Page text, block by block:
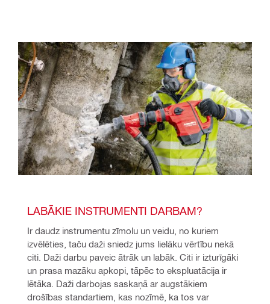
LABĀKIE INSTRUMENTI DARBAM?
Ir daudz instrumentu zīmolu un veidu, no kuriem
izvēlēties, taču daži sniedz jums lielāku vērtību nekā
citi. Daži darbu paveic ātrāk un labāk. Citi ir izturīgāki
un prasa mazāku apkopi, tāpēc to ekspluatācija ir
lētāka. Daži darbojas saskaņā ar augstākiem
drošības standartiem, kas nozīmē, ka tos var